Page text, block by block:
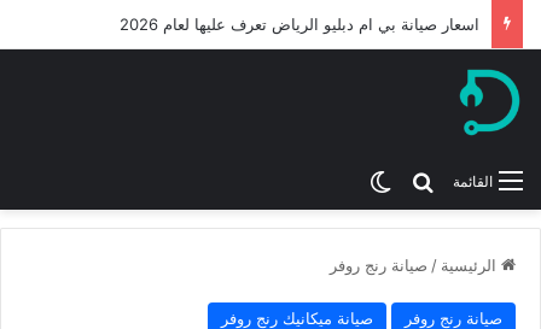
اسعار صيانة بي ام دبليو الرياض تعرف عليها لعام 2026
القائمة بحث عن
الرئيسية / صيانة رنج روفر
صيانة رنج روفر صيانة ميكانيك رنج روفر